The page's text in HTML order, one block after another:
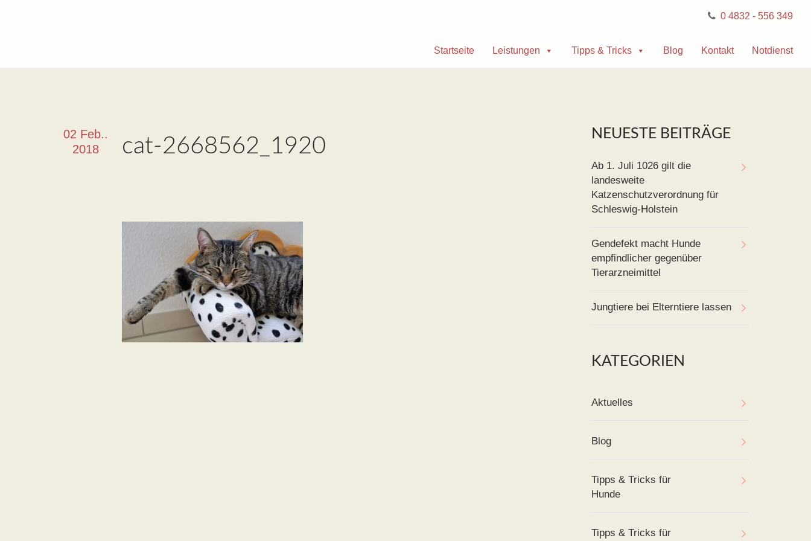
0 4832 - 556 349
Startseite Leistungen Tipps & Tricks Blog Kontakt Notdienst
02 Feb..
2018
cat-2668562_1920
NEUESTE BEITRÄGE
Ab 1. Juli 1026 gilt die
landesweite
Katzenschutzverordnung für
Schleswig-Holstein
Gendefekt macht Hunde
empfindlicher gegenüber
Tierarzneimittel
Jungtiere bei Elterntiere lassen
KATEGORIEN
Aktuelles
Blog
Tipps & Tricks für
Hunde
Tipps & Tricks für